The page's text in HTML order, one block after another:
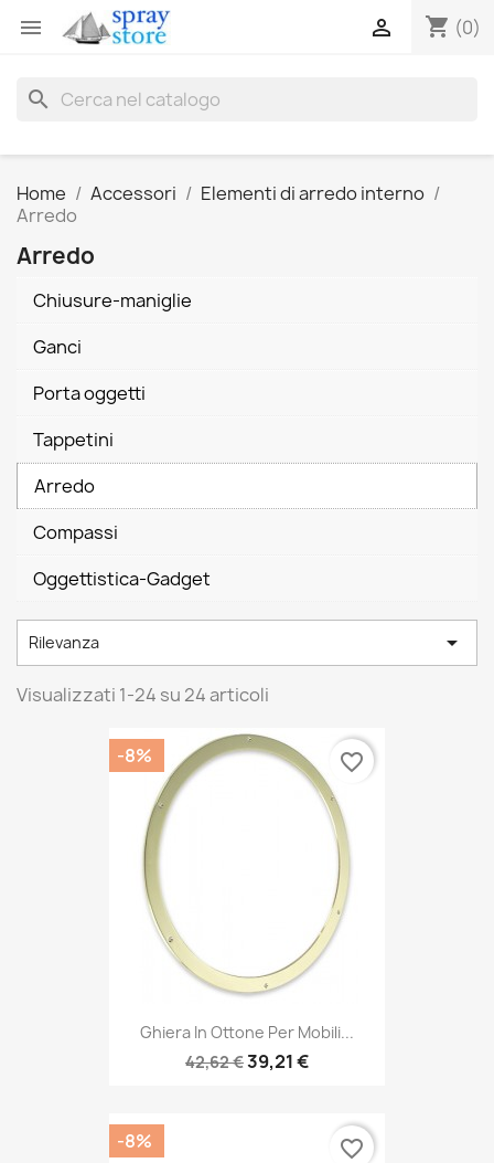
 shopping_cart (0)

search
Home Accessori
Elementi di arredo interno
Arredo
Arredo
Chiusure-maniglie
Ganci
Porta oggetti
Tappetini
Arredo
Compassi
Oggettistica-Gadget
Rilevanza 
Visualizzati 1-24 su 24 articoli
Ghiera In Ottone Per Mobili...
42,62 €39,21 €
-8% favorite_border
-8% favorite_border